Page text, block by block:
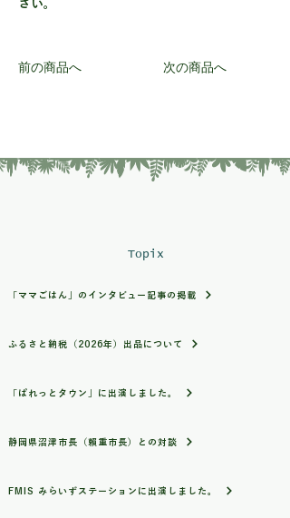
さい。
前の商品へ 次の商品へ
Topix
「ママごはん」のインタビュー記事の掲載
ふるさと納税（2026年）出品について
「ぱれっとタウン」に出演しました。
静岡県沼津市長（賴重市長）との対談
FMIS みらいずステーションに出演しました。